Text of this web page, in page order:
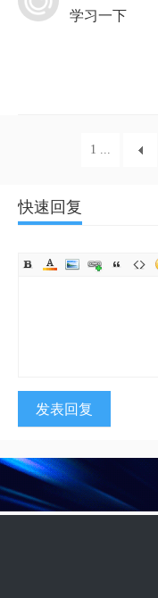
学习一下
1 ...
快速回复
发表回复